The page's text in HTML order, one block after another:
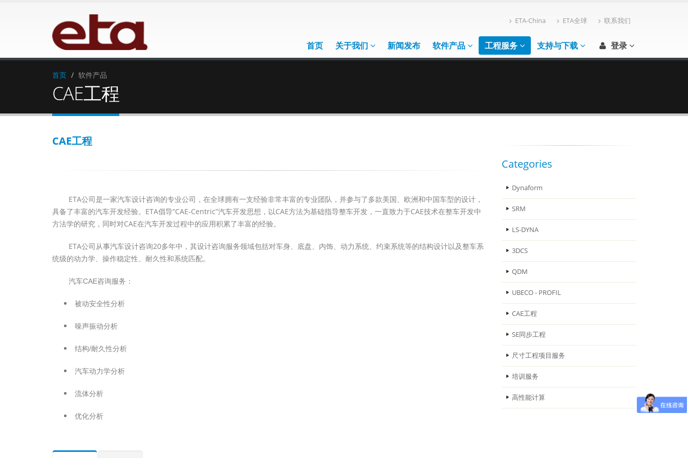
ETA-China ETA全球 联系我们
首页 关于我们 新闻发布 软件产品 工程服务 支持与下载 登录
首页 软件产品
CAE工程
CAE工程
ETA公司是一家汽车设计咨询的专业公司，在全球拥有一支经验非常丰富的专业团队，并参与了多款美国、欧洲和中国车型的设计，
具备了丰富的汽车开发经验。ETA倡导“CAE-Centric”汽车开发思想，以CAE方法为基础指导整车开发，一直致力于CAE技术在整车开发中
方法学的研究，同时对CAE在汽车开发过程中的应用积累了丰富的经验。
ETA公司从事汽车设计咨询20多年中，其设计咨询服务领域包括对车身、底盘、内饰、动力系统、约束系统等的结构设计以及整车系
统级的动力学、操作稳定性、耐久性和系统匹配。
汽车CAE咨询服务：
被动安全性分析
噪声振动分析
结构/耐久性分析
汽车动力学分析
流体分析
优化分析
Categories
Dynaform
SRM
LS-DYNA
3DCS
QDM
UBECO - PROFIL
CAE工程
SE同步工程
尺寸工程项目服务
培训服务
高性能计算